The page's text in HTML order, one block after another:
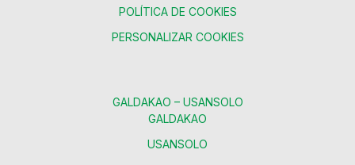
POLÍTICA DE COOKIES
PERSONALIZAR COOKIES
GALDAKAO – USANSOLO
GALDAKAO
USANSOLO